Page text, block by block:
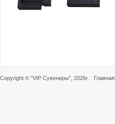
Copyright © "VIP Сувениры" , 2026г. Главная